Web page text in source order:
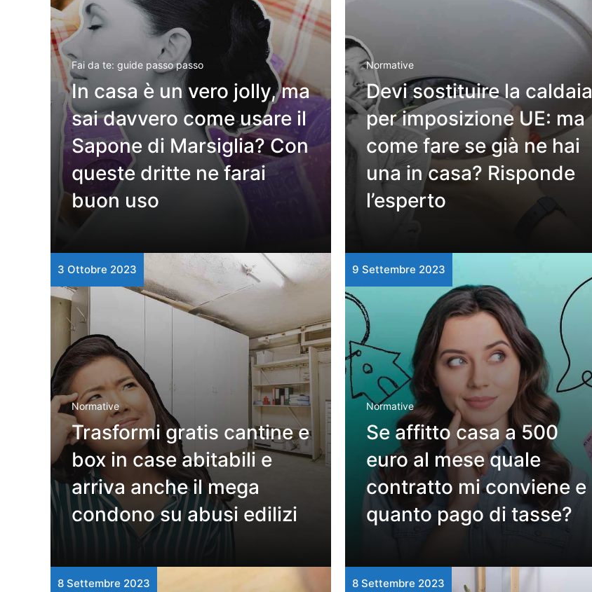
Fai da te: guide passo passo
In casa è un vero jolly, ma
sai davvero come usare il
Sapone di Marsiglia? Con
queste dritte ne farai
buon uso
Normative
Devi sostituire la caldaia
per imposizione UE: ma
come fare se già ne hai
una in casa? Risponde
l’esperto
3 Ottobre 2023
Normative
Trasformi gratis cantine e
box in case abitabili e
arriva anche il mega
condono su abusi edilizi
9 Settembre 2023
Normative
Se affitto casa a 500
euro al mese quale
contratto mi conviene e
quanto pago di tasse?
8 Settembre 2023 8 Settembre 2023